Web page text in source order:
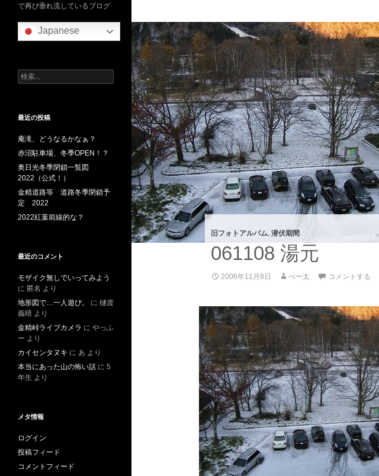
旧フォトアルバム, 潜伏期間
061108 湯元
2006年11月8日 べー太 コメントする
で再び垂れ流しているブログ
Japanese
検
索:
最近の投稿
庵滝、どうなるかなぁ？
赤沼駐車場、冬季OPEN！？
奥日光冬季閉鎖一覧図
2022（公式！）
金精道路等 道路冬季閉鎖予
定 2022
2022紅葉前線的な？
最近のコメント
モザイク無しでいってみよう
に 匿名 より
地形図で…一人遊び。
に 樋渡
義晴 より
金精峠ライブカメラ に やっふ
ー より
カイセンタヌキ に あ より
本当にあった山の怖い話 に 5
年生 より
メタ情報
ログイン
投稿フィード
コメントフィード